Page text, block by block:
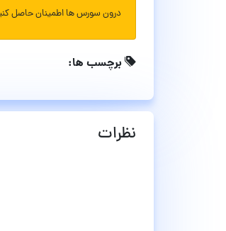
درون سورس ها اطمینان حاصل
برچسب ها:
نظرات